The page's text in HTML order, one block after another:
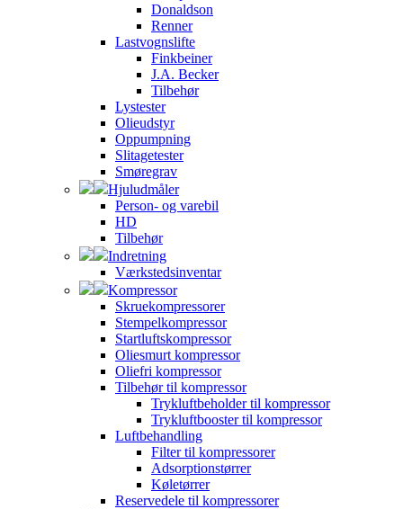
Donaldson
Renner
Lastvognslifte
Finkbeiner
J.A. Becker
Tilbehør
Lystester
Olieudstyr
Oppumpning
Slitagetester
Smøregrav
Hjuludmåler
Person- og varebil
HD
Tilbehør
Indretning
Værkstedsinventar
Kompressor
Skruekompressorer
Stempelkompressor
Startluftskompressor
Oliesmurt kompressor
Oliefri kompressor
Tilbehør til kompressor
Trykluftbeholder til kompressor
Trykluftbooster til kompressor
Luftbehandling
Filter til kompressorer
Adsorptionstørrer
Køletørrer
Reservedele til kompressorer